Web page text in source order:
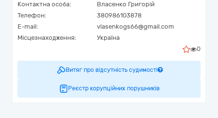
Контактна особа:
Власенко Григорій
Телефон:
380986103878
E-mail:
vlasenkogs66@gmail.com
Місцезнаходження:
Україна
0
Витяг про відсутність судимості
Реєстр корупційних порушників